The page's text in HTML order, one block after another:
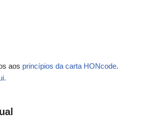
aos princípios da carta HONcode.